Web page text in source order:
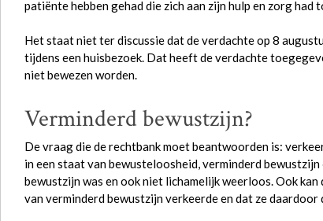
patiënte hebben gehad die zich aan zijn hulp en zorg
Het staat niet ter discussie dat de verdachte op 8
tijdens een huisbezoek. Dat heeft de verdachte
niet bewezen worden.
Verminderd bewustzijn?
De vraag die de rechtbank moet beantwoorden is:
in een staat van bewusteloosheid, verminderd
bewustzijn was en ook niet lichamelijk weerloos. Ook
van verminderd bewustzijn verkeerde en dat ze